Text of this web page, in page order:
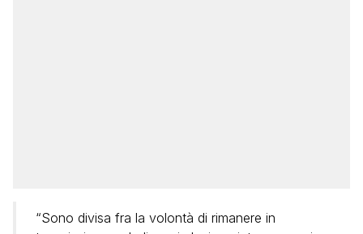
“Sono divisa fra la volontà di rimanere in